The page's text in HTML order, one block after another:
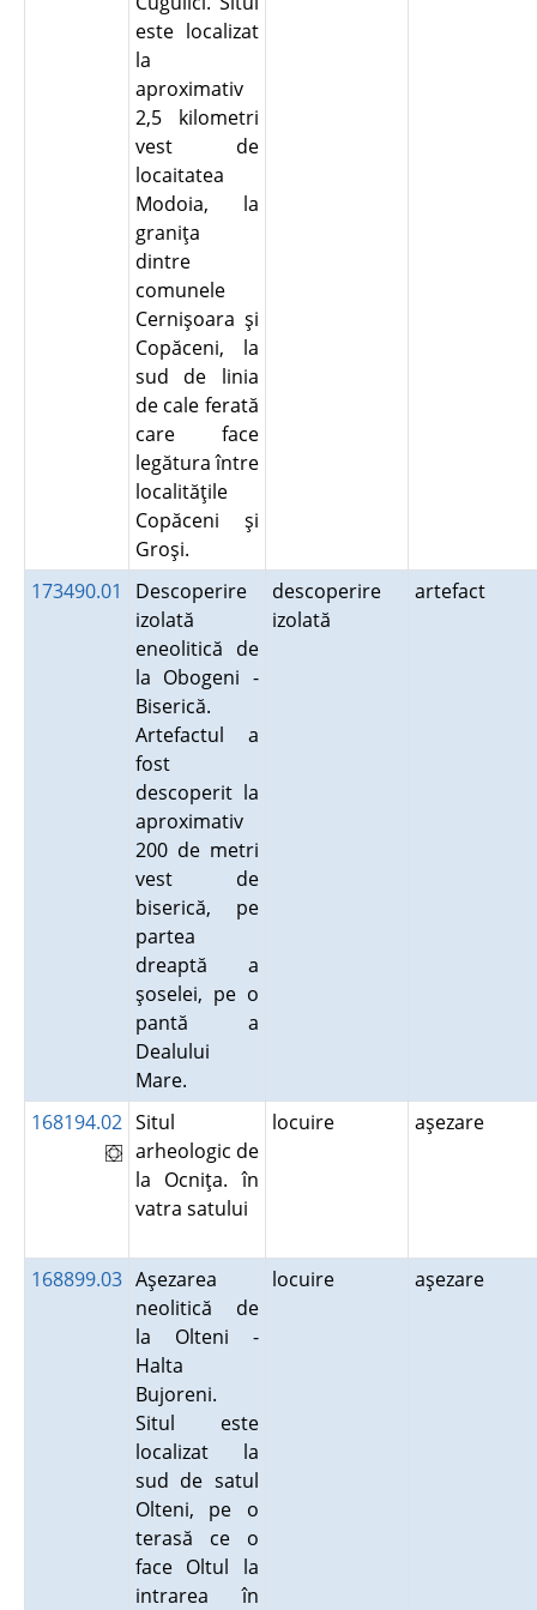
este localizat
la
aproximativ
2,5 kilometri
vest de
locaitatea
Modoia, la
graniţa
dintre
comunele
Cernişoara şi
Copăceni, la
sud de linia
de cale ferată
care face
legătura între
localităţile
Copăceni şi
Groşi.
173490.01
Descoperire
izolată
eneolitică de
la Obogeni -
Biserică.
Artefactul a
fost
descoperit la
aproximativ
200 de metri
vest de
biserică, pe
partea
dreaptă a
şoselei, pe o
pantă a
Dealului
Mare.
descoperire
izolată
artefact
168194.02 Situl
arheologic de
la Ocniţa. în
vatra satului
locuire aşezare
168899.03 Aşezarea
neolitică de
la Olteni -
Halta
Bujoreni.
Situl este
localizat la
sud de satul
Olteni, pe o
terasă ce o
face Oltul la
intrarea în
locuire aşezare